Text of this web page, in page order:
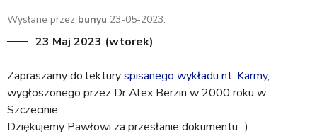
a
l
Wysłane przez bunyu 23-05-2023.
23 Maj 2023 (wtorek)
Zapraszamy do lekturyspisanego wykładu nt. Karmy,
wygłoszonego przez Dr Alex Berzin w 2000 roku w
Szczecinie.
Dziękujemy Pawłowi za przesłanie dokumentu. :)